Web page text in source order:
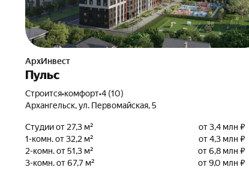
АрхИнвест
Пульс
Строится•комфорт•4 (10)
Архангельск, ул. Первомайская, 5
Студии от 27,3 м²
от 3,4 млн ₽
1-комн. от 32,2 м²
от 4,3 млн ₽
2-комн. от 51,3 м²
от 6,8 млн ₽
3-комн. от 67,7 м²
от 9,0 млн ₽